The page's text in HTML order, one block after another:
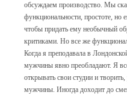
обсуждаем производство. Мы
функциональности, простоте, но
чтобы придать ему необычный
критиками. Но все же
Когда я преподавала в
мужчины явно преобладают. Я
открывать свои студии и
мужчины. Иногда доходит до